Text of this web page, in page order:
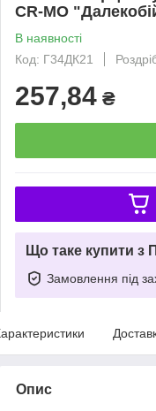
CR-MO
В наявності
Код: Г34ДК21
257,84 ₴
Що таке купити з
Замовлення під
Опис